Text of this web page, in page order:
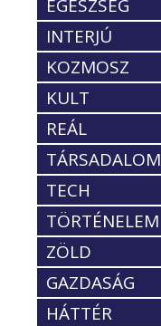
EGÉSZSÉG
INTERJÚ
KOZMOSZ
KULT
REÁL
TÁRSADALOM
TECH
TÖRTÉNELEM
ZÖLD
GAZDASÁG
HÁTTÉR